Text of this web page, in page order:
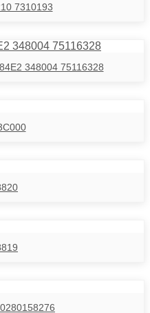
7310193
348004 75116328